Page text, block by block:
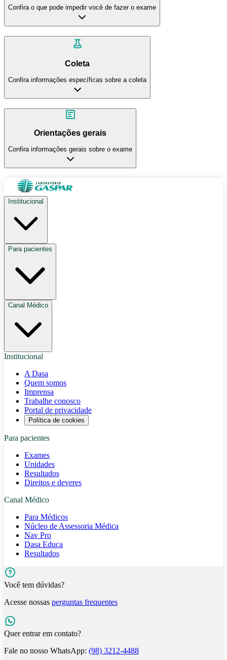
Confira o que pode impedir você de fazer o exame
Coleta
Confira informações específicas sobre a coleta
Orientações gerais
Confira informações gerais sobre o exame
Institucional
Para pacientes
Canal Médico
Institucional
A Dasa
Quem somos
Imprensa
Trabalhe conosco
Portal de privacidade
Política de cookies
Para pacientes
Exames
Unidades
Resultados
Direitos e deveres
Canal Médico
Para Médicos
Núcleo de Assessoria Médica
Nav Pro
Dasa Educa
Resultados
Você tem dúvidas?
Acesse nossas perguntas frequentes
Quer entrar em contato?
Fale no nosso WhatsApp: (98) 3212-4488